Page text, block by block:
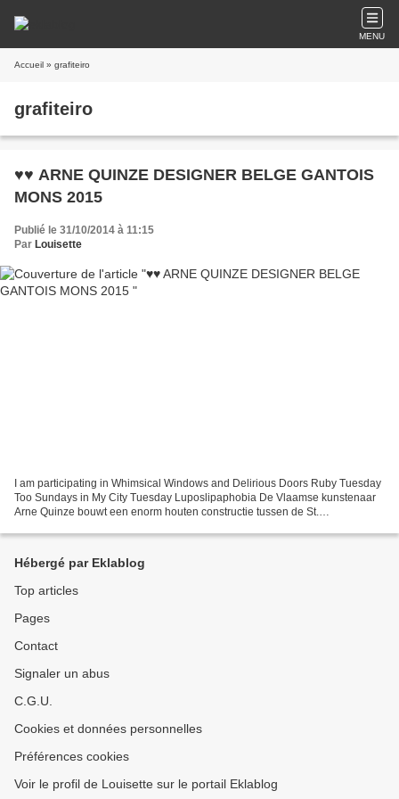
MENU
Accueil » grafiteiro
grafiteiro
♥♥ ARNE QUINZE DESIGNER BELGE GANTOIS
MONS 2015
Publié le 31/10/2014 à 11:15
Par Louisette
I am participating in Whimsical Windows and Delirious Doors Ruby Tuesday
Too Sundays in My City Tuesday Luposlipaphobia De Vlaamse kunstenaar
Arne Quinze bouwt een enorm houten constructie tussen de St.
Hébergé par Eklablog
Top articles
Pages
Contact
Signaler un abus
C.G.U.
Cookies et données personnelles
Préférences cookies
Voir le profil de Louisette sur le portail Eklablog